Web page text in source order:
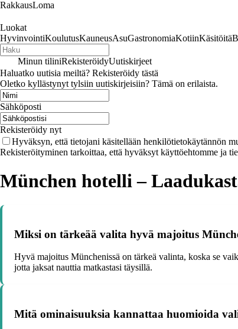
RakkausLoma
Luokat
HyvinvointiKoulutusKauneusAsuGastronomiaKotiinKäsitöitä
Minun tiliniRekisteröidyUutiskirjeet
Haluatko uutisia meiltä? Rekisteröidy tästä
Oletko kyllästynyt tylsiin uutiskirjeisiin? Tämä on erilaista.
Sähköposti
Rekisteröidy nyt
Hyväksyn, että tietojani käsitellään henkilötietokäytännön
Rekisteröityminen tarkoittaa, että hyväksyt käyttöehtomme ja
München hotelli –
Miksi on tärkeää valita hyvä majoitus
Hyvä majoitus Münchenissä on tärkeä valinta, koska se
jotta jaksat nauttia matkastasi täysillä.
Mitä ominaisuuksia kannattaa huomioida